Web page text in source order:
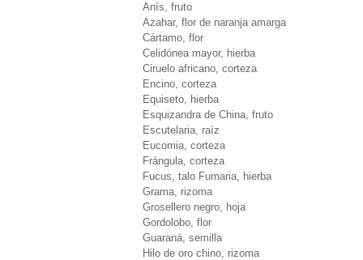
Anís, fruto
Azahar, flor de naranja amarga
Cártamo, flor
Celidónea mayor, hierba
Ciruelo africano, corteza
Encino, corteza
Equiseto, hierba
Esquizandra de China, fruto
Escutelaria, raíz
Eucomia, corteza
Frángula, corteza
Fucus, talo Fumaria, hierba
Grama, rizoma
Grosellero negro, hoja
Gordolobo, flor
Guaraná, semilla
Hilo de oro chino, rizoma